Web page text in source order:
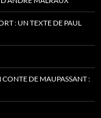
: UN TEXTE DE PAUL
DE MAUPASSANT :